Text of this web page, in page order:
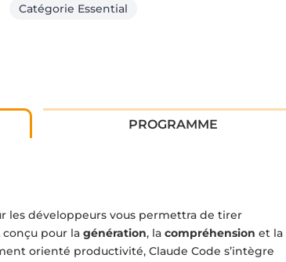
Catégorie Essential
PROGRAMME
les développeurs vous permettra de tirer
conçu pour lagénération, lacompréhension et la
orienté productivité, Claude Code s’intègre